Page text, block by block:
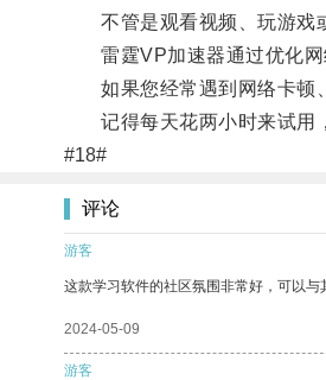
不管是观看视频、玩游戏或
雷霆VP加速器通过优化网
如果您经常遇到网络卡顿、
记得每天花两小时来试用，
#18#
评论
游客
这款学习软件的社区氛围非常好，可以与
2024-05-09
游客